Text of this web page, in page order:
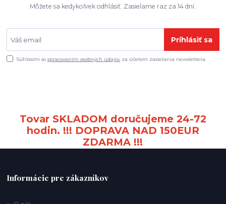
Môžete sa kedykoľvek odhlásiť. Zasielame raz za 14 dní.
Prihlásiť sa
Súhlasím sospracovaním osobných údajov za účelom zasielania newslettera.
Tovar SKLADOM doručujeme 24-72
hodin. !!! DOPRAVA NAD 150EUR
ZDARMA !!!
Informácie pre zákazníkov